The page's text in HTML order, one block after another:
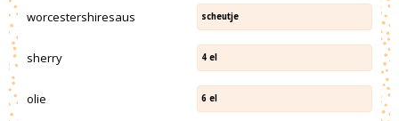
worcestershiresaus scheutje
sherry 4 el
olie 6 el